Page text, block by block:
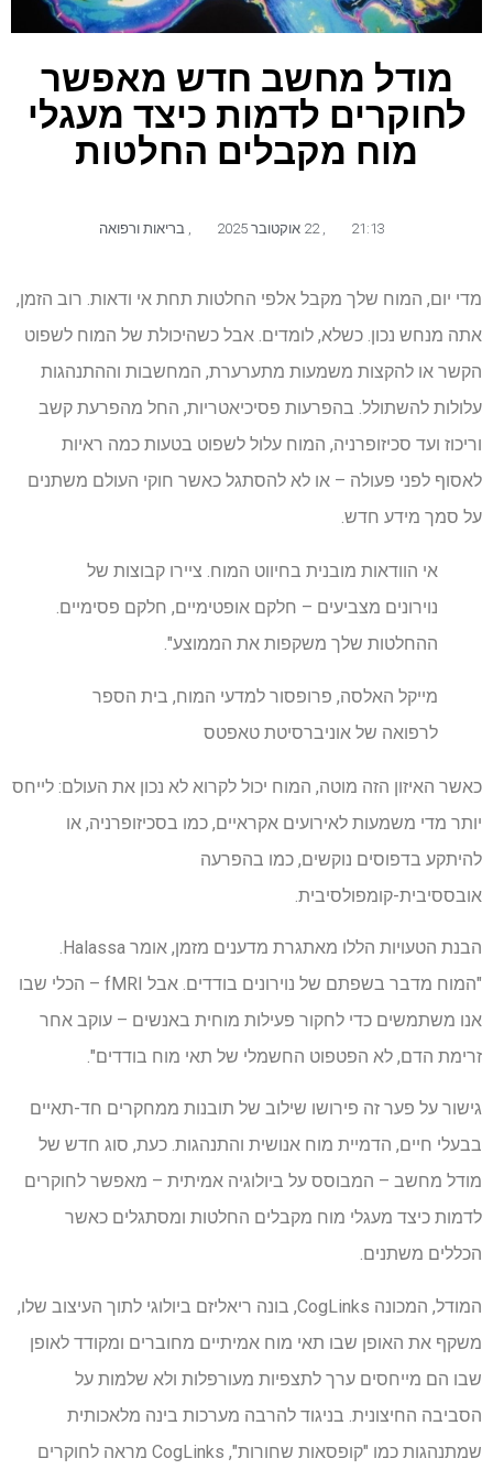
מודל מחשב חדש מאפשר
לחוקרים לדמות כיצד מעגלי
מוח מקבלים החלטות
21:13 בריאות ורפואה
מדי יום, המוח שלך מקבל אלפי החלטות תחת אי ודאות. רוב הזמן,
אתה מנחש נכון. כשלא, לומדים. אבל כשהיכולת של המוח לשפוט
הקשר או להקצות משמעות מתערערת, המחשבות וההתנהגות
עלולות להשתולל. בהפרעות פסיכיאטריות, החל מהפרעת קשב
וריכוז ועד סכיזופרניה, המוח עלול לשפוט בטעות כמה ראיות
לאסוף לפני פעולה – או לא להסתגל כאשר חוקי העולם משתנים
על סמך מידע חדש.
אי הוודאות מובנית בחיווט המוח. ציירו קבוצות של
נוירונים מצביעים – חלקם אופטימיים, חלקם פסימיים.
ההחלטות שלך משקפות את הממוצע".
מייקל האלסה, פרופסור למדעי המוח, בית הספר
לרפואה של אוניברסיטת טאפטס
כאשר האיזון הזה מוטה, המוח יכול לקרוא לא נכון את העולם: לייחס
יותר מדי משמעות לאירועים אקראיים, כמו בסכיזופרניה, או
להיתקע בדפוסים נוקשים, כמו בהפרעה
אובססיבית-קומפולסיבית.
הבנת הטעויות הללו מאתגרת מדענים מזמן, אומר Halassa.
"המוח מדבר בשפתם של נוירונים בודדים. אבל fMRI – הכלי שבו
אנו משתמשים כדי לחקור פעילות מוחית באנשים – עוקב אחר
זרימת הדם, לא הפטפוט החשמלי של תאי מוח בודדים".
גישור על פער זה פירושו שילוב של תובנות ממחקרים חד-תאיים
בבעלי חיים, הדמיית מוח אנושית והתנהגות. כעת, סוג חדש של
מודל מחשב – המבוסס על ביולוגיה אמיתית – מאפשר לחוקרים
לדמות כיצד מעגלי מוח מקבלים החלטות ומסתגלים כאשר
הכללים משתנים.
המודל, המכונה CogLinks, בונה ריאליזם ביולוגי לתוך העיצוב שלו,
משקף את האופן שבו תאי מוח אמיתיים מחוברים ומקודד לאופן
שבו הם מייחסים ערך לתצפיות מעורפלות ולא שלמות על
הסביבה החיצונית. בניגוד להרבה מערכות בינה מלאכותית
שמתנהגות כמו "קופסאות שחורות", CogLinks מראה לחוקרים